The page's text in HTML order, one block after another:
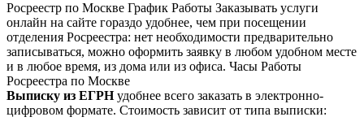
Росреестр по Москве График Работы Заказывать услуги
онлайн на сайте гораздо удобнее, чем при посещении
отделения Росреестра: нет необходимости предварительно
записываться, можно оформить заявку в любом удобном месте
и в любое время, из дома или из офиса. Часы Работы
Росреестра по Москве
Выписку из ЕГРНудобнее всего заказать в электронно-
цифровом формате. Стоимость зависит от типа выписки: